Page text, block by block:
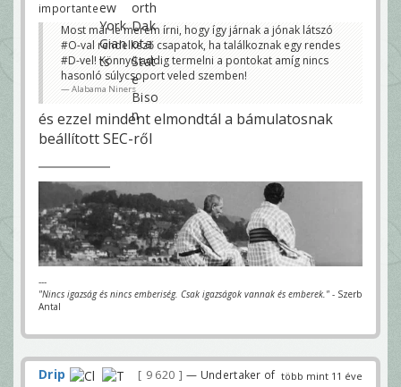
importante
Most már le merem írni, hogy így járnak a jónak látszó
#O-val rendelkező csapatok, ha találkoznak egy rendes
#D-vel! Könnyű addig termelni a pontokat amíg nincs
hasonló súlycsoport veled szemben!
Alabama Niners
és ezzel mindent elmondtál a bámulatosnak
beállított SEC-ről
---
"Nincs igazság és nincs emberiség. Csak igazságok vannak és emberek." - Szerb
Antal
több mint 11 éve
Drip 9 620
— Undertaker of